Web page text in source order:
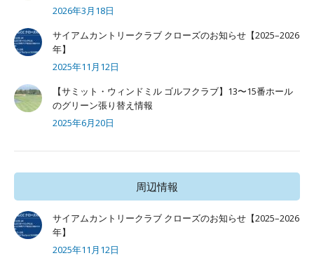
2026年3月18日
サイアムカントリークラブ クローズのお知らせ【2025–2026
年】
2025年11月12日
【サミット・ウィンドミル ゴルフクラブ】13〜15番ホール
のグリーン張り替え情報
2025年6月20日
周辺情報
サイアムカントリークラブ クローズのお知らせ【2025–2026
年】
2025年11月12日